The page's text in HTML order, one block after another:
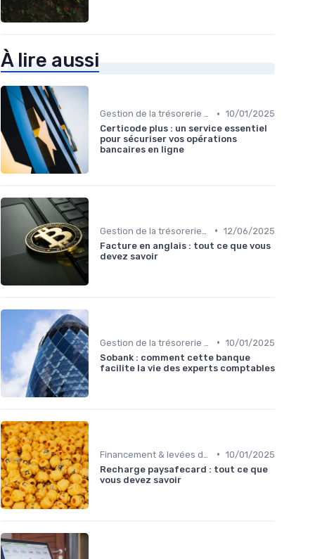
À lire aussi
Gestion de la trésorerie & cash management • 10/01/2025
Certicode plus : un service essentiel
pour sécuriser vos opérations
bancaires en ligne
• 12/06/2025
Facture en anglais : tout ce que vous
devez savoir
• 10/01/2025
Sobank : comment cette banque
facilite la vie des experts comptables
• 10/01/2025
Recharge paysafecard : tout ce que
vous devez savoir